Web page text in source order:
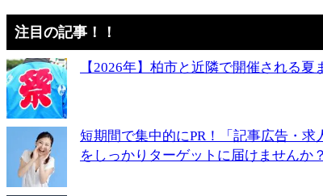
注目の記事！！
【2026年】柏市と近隣で開催される
短期間で集中的にPR！「記事広告・
をしっかりターゲットに届けませんか？